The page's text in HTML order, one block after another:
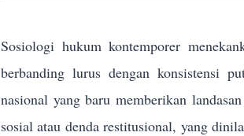
Sosiologi hukum kontemporer
berbanding lurus dengan konsistensi
nasional yang baru memberikan
sosial atau denda restitusional, yang